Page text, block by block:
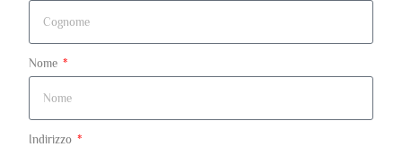
Nome
Indirizzo